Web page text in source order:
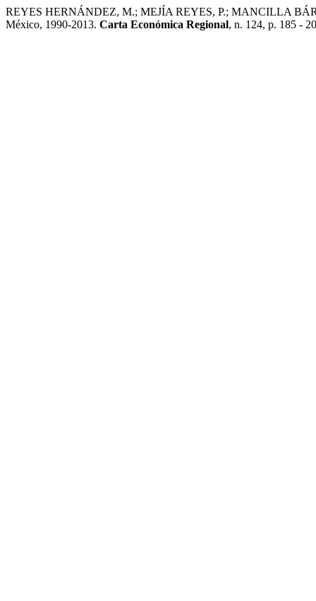
REYES HERNÁNDEZ, M.; MEJÍA REYES, P.; MANCILLA
México, 1990-2013. Carta Económica Regional, n. 124, p. 185 -